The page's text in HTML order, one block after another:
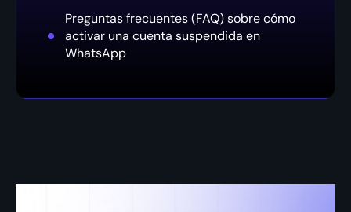
Preguntas frecuentes (FAQ) sobre cómo
activar una cuenta suspendida en
WhatsApp